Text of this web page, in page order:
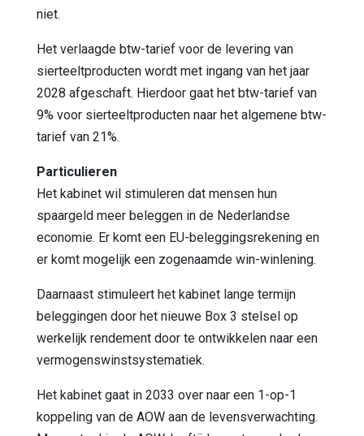
niet.
Het verlaagde btw-tarief voor de levering van
sierteeltproducten wordt met ingang van het jaar
2028 afgeschaft. Hierdoor gaat het btw-tarief van
9% voor sierteeltproducten naar het algemene btw-
tarief van 21%.
Particulieren
Het kabinet wil stimuleren dat mensen hun
spaargeld meer beleggen in de Nederlandse
economie. Er komt een EU-beleggingsrekening en
er komt mogelijk een zogenaamde win-winlening.
Daarnaast stimuleert het kabinet lange termijn
beleggingen door het nieuwe Box 3 stelsel op
werkelijk rendement door te ontwikkelen naar een
vermogenswinstsystematiek.
Het kabinet gaat in 2033 over naar een 1-op-1
koppeling van de AOW aan de levensverwachting.